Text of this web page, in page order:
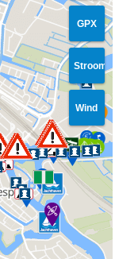
GPX
Stroom
Wind